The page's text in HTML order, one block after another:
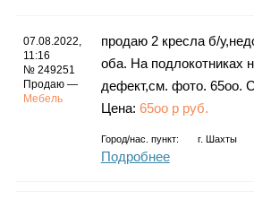
07.08.2022,
11:16
№ 249251
Продаю —
Мебель
продаю 2 кресла б/
оба. На подлокотниках
дефект,см. фото. 65оо.
Цена: 65оо р руб.
Город/нас. пункт: г. Шахты
Подробнее